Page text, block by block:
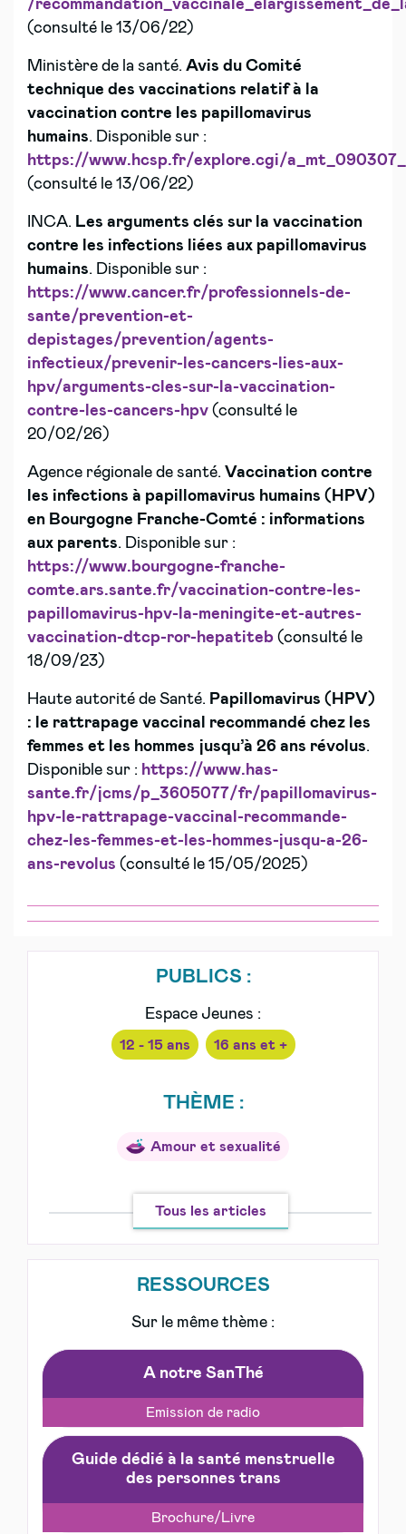
/
(consulté le 13/06/22)
Ministère de la santé. Avis du Comité
technique des vaccinations relatif à la
vaccination contre les papillomavirus
humains. Disponible sur :
https://www.hcsp.fr/explore.cgi/
(consulté le 13/06/22)
INCA. Les arguments clés sur la vaccination
contre les infections liées aux papillomavirus
humains. Disponible sur :
https://www.cancer.fr/professionnels-de-
sante/prevention-et-
depistages/prevention/agents-
infectieux/prevenir-les-cancers-lies-aux-
hpv/arguments-cles-sur-la-vaccination-
contre-les-cancers-hpv (consulté le
20/02/26)
Agence régionale de santé. Vaccination contre
les infections à papillomavirus humains (HPV)
en Bourgogne Franche-Comté : informations
aux parents. Disponible sur :
https://www.bourgogne-franche-
comte.ars.sante.fr/vaccination-contre-les-
papillomavirus-hpv-la-meningite-et-autres-
vaccination-dtcp-ror-hepatiteb (consulté le
18/09/23)
Haute autorité de Santé. Papillomavirus (HPV)
: le rattrapage vaccinal recommandé chez les
femmes et les hommes jusqu’à 26 ans révolus.
Disponible sur : https://www.has-
sante.fr/jcms/p_3605077/fr/papillomavirus-
hpv-le-rattrapage-vaccinal-recommande-
chez-les-femmes-et-les-hommes-jusqu-a-26-
ans-revolus (consulté le 15/05/2025)
PUBLICS :
Espace Jeunes :
12 - 15 ans 16 ans et +
THÈME :
Amour et sexualité
Tous les articles
RESSOURCES
Sur le même thème :
A notre SanThé
Emission de radio
Guide dédié à la santé menstruelle
des personnes trans
Brochure/Livre